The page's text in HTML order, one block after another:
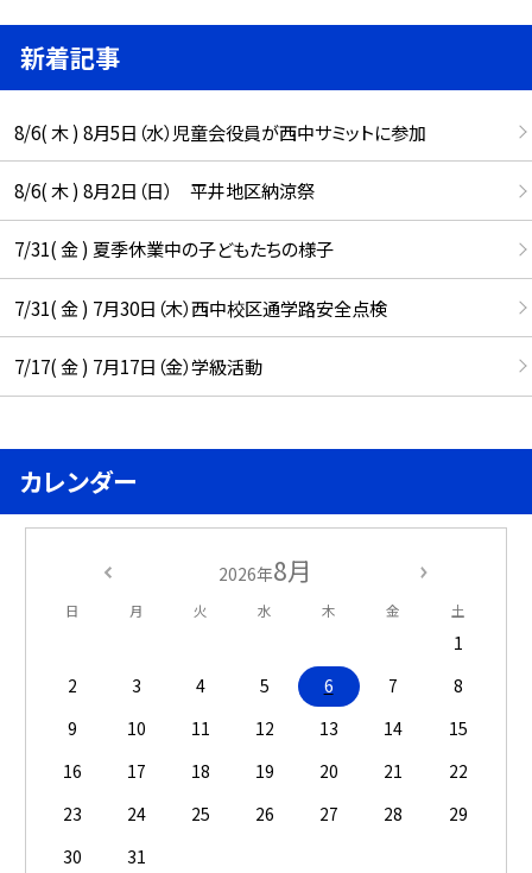
新着記事
8/6( 木 ) 8月5日（水）児童会役員が西中サミットに参加
8/6( 木 ) 8月2日（日） 平井地区納涼祭
7/31( 金 ) 夏季休業中の子どもたちの様子
7/31( 金 ) 7月30日（木）西中校区通学路安全点検
7/17( 金 ) 7月17日（金）学級活動
カレンダー
2026年8月
日 月 火 水 木 金 土
1
2
3 4 5 6 7
8
9
10 11 12 13 14
15
16
17 18 19 20 21
22
23
24 25 26 27 28
29
30
31